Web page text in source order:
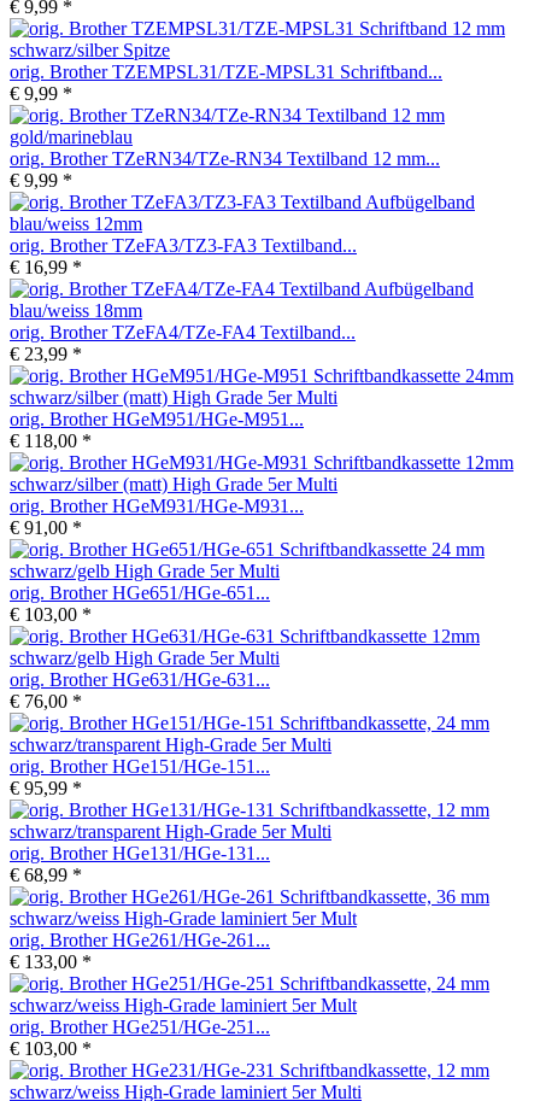
€ 9,99 *
orig. Brother TZEMPSL31/TZE-MPSL31 Schriftband...
€ 9,99 *
orig. Brother TZeRN34/TZe-RN34 Textilband 12 mm...
€ 9,99 *
orig. Brother TZeFA3/TZ3-FA3 Textilband...
€ 16,99 *
orig. Brother TZeFA4/TZe-FA4 Textilband...
€ 23,99 *
orig. Brother HGeM951/HGe-M951...
€ 118,00 *
orig. Brother HGeM931/HGe-M931...
€ 91,00 *
orig. Brother HGe651/HGe-651...
€ 103,00 *
orig. Brother HGe631/HGe-631...
€ 76,00 *
orig. Brother HGe151/HGe-151...
€ 95,99 *
orig. Brother HGe131/HGe-131...
€ 68,99 *
orig. Brother HGe261/HGe-261...
€ 133,00 *
orig. Brother HGe251/HGe-251...
€ 103,00 *